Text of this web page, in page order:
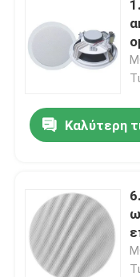
Σύστημα
Ασύρματα
Συνδεμένο με
σύστημα
Έλεγχος όγκου
Καλύτερη